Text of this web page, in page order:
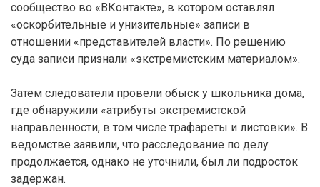
сообщество во «ВКонтакте», в котором оставлял
«оскорбительные и унизительные» записи в
отношении «представителей власти». По решению
суда записи признали «экстремистским материалом».
Затем следователи провели обыск у школьника дома,
где обнаружили «атрибуты экстремистской
направленности, в том числе трафареты и листовки». В
ведомстве заявили, что расследование по делу
продолжается, однако не уточнили, был ли подросток
задержан.